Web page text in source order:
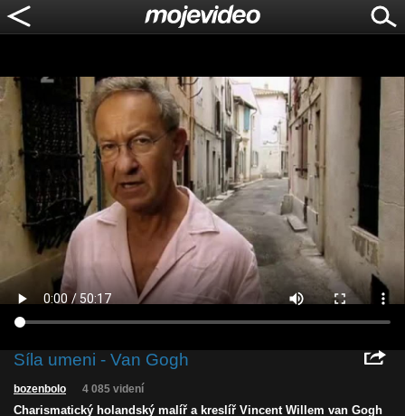
Síla umeni - Van Gogh
bozenbolo 4 085 videní
Charismatický holandský malíř a kreslíř Vincent Willem van Gogh